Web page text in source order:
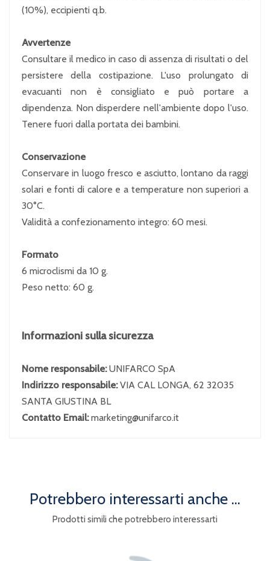
(10%), eccipienti q.b.
Avvertenze
Consultare il medico in caso di assenza di risultati o del
persistere della costipazione. L'uso prolungato di
evacuanti non è consigliato e può portare a
dipendenza. Non disperdere nell'ambiente dopo l'uso.
Tenere fuori dalla portata dei bambini.
Conservazione
Conservare in luogo fresco e asciutto, lontano da raggi
solari e fonti di calore e a temperature non superiori a
30°C.
Validità a confezionamento integro: 60 mesi.
Formato
6 microclismi da 10 g.
Peso netto: 60 g.
Informazioni sulla sicurezza
Nome responsabile:UNIFARCO SpA
Indirizzo responsabile:VIA CAL LONGA, 62 32035
SANTA GIUSTINA BL
Contatto Email:marketing@unifarco.it
Potrebbero interessarti anche ...
Prodotti simili che potrebbero interessarti